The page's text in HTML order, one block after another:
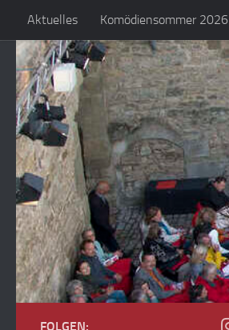
Zum Inhalt springen
Aktuelles Komödiensommer 2026
FOLGEN: